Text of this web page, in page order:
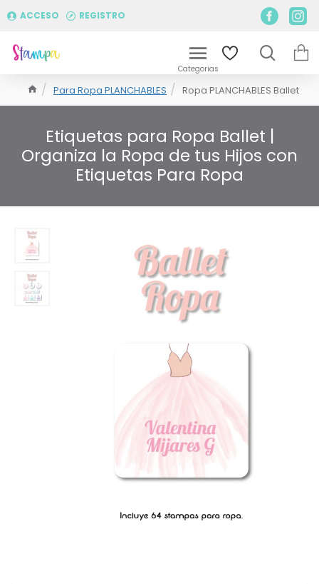
ACCESO REGISTRO
Para Ropa PLANCHABLES Ropa PLANCHABLES Ballet
Etiquetas para Ropa Ballet |
Organiza la Ropa de tus Hijos con
Etiquetas Para Ropa